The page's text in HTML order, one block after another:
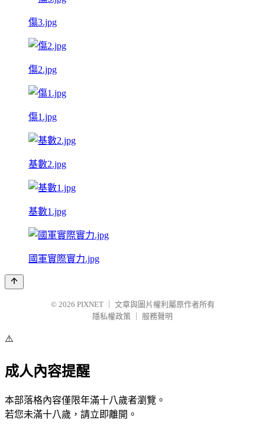
傷3.jpg
傷2.jpg
傷1.jpg
基數2.jpg
基數1.jpg
國軍實際實力.jpg
© 2026 PIXNET
文章與圖片權利屬原作者所有
隱私權政策
服務聲明
⚠️
成人內容提醒
本部落格內容僅限年滿十八歲者瀏覽。
若您未滿十八歲，請立即離開。